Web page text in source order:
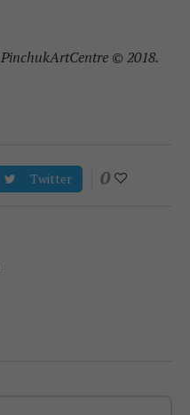
© 2018.
Twitter 0